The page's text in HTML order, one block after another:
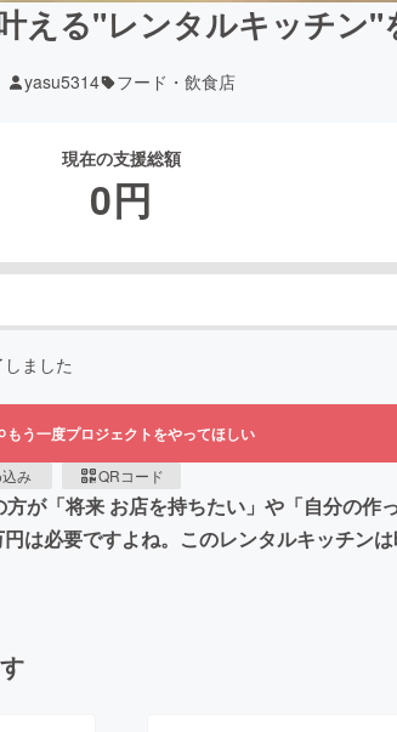
える"レンタルキッチン"
yasu5314 フード・飲食店
現在の支援総額
0円
ました
もう一度プロジェクトをやってほしい
み QRコード
が「将来 お店を持ちたい」や「自分の作
は必要ですよね。このレンタルキッチン